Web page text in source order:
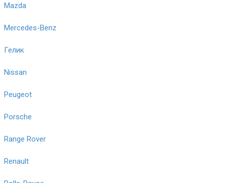
Mazda
Mercedes-Benz
Гелик
Nissan
Peugeot
Porsche
Range Rover
Renault